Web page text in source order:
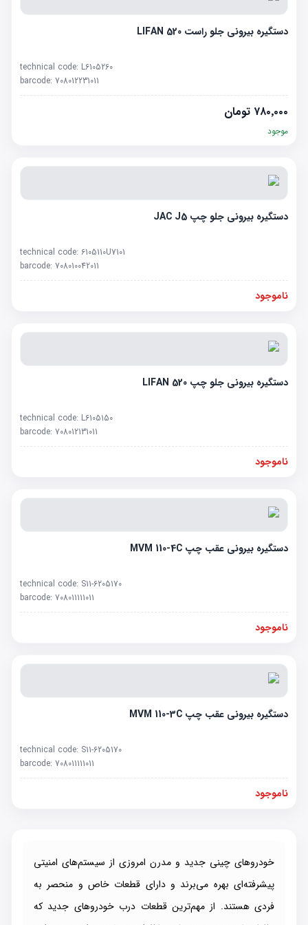
دستگیره بیرونی جلو راست LIFAN 520
technical code: L6105260
barcode: 708012231011
۷۸۰٬۰۰۰ تومان
موجود
دستگیره بیرونی جلو چپ JAC J5
technical code: 6105110U7101
barcode: 708010042011
ناموجود
دستگیره بیرونی جلو چپ LIFAN 520
technical code: L6105150
barcode: 708012131011
ناموجود
دستگیره بیرونی عقب چپ MVM 110-4C
technical code: S11-6205170
barcode: 708011111011
ناموجود
دستگیره بیرونی عقب چپ MVM 110-3C
technical code: S11-6205170
barcode: 708011111011
ناموجود
خودروهای چینی جدید و مدرن امروزی از سیستم‌های امنیتی
پیشرفته‌ای بهره می‌برند و دارای قطعات خاص و منحصر به
فردی هستند. از مهم‌ترین قطعات درب خودروهای جدید که